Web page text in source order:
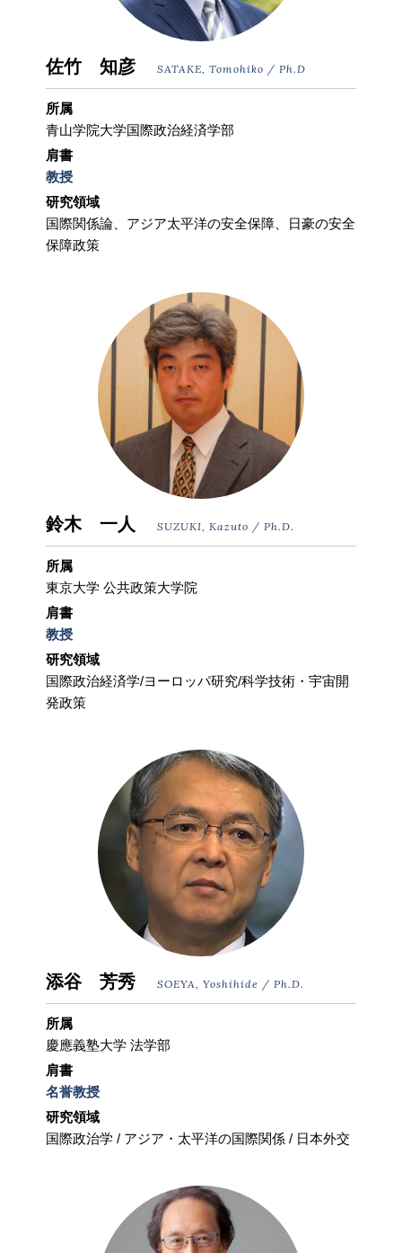
佐竹 知彦 SATAKE, Tomohiko / Ph.D
所属
青山学院大学国際政治経済学部
肩書
教授
研究領域
国際関係論、アジア太平洋の安全保障、日豪の安全
保障政策
鈴木 一人 SUZUKI, Kazuto / Ph.D.
所属
東京大学 公共政策大学院
肩書
教授
研究領域
国際政治経済学/ヨーロッパ研究/科学技術・宇宙開
発政策
添谷 芳秀 SOEYA, Yoshihide / Ph.D.
所属
慶應義塾大学 法学部
肩書
名誉教授
研究領域
国際政治学 / アジア・太平洋の国際関係 / ⽇本外交